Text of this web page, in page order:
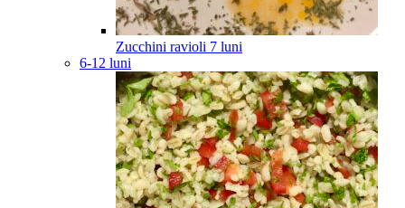
Zucchini ravioli 7 luni
6-12 luni